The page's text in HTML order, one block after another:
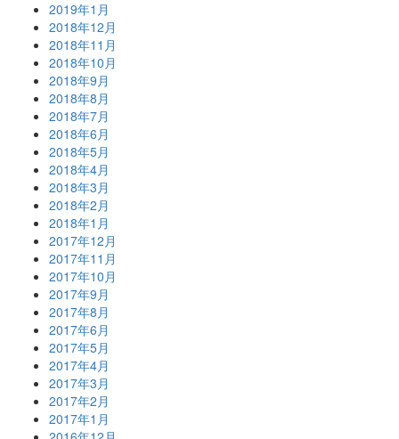
2019年1月
2018年12月
2018年11月
2018年10月
2018年9月
2018年8月
2018年7月
2018年6月
2018年5月
2018年4月
2018年3月
2018年2月
2018年1月
2017年12月
2017年11月
2017年10月
2017年9月
2017年8月
2017年6月
2017年5月
2017年4月
2017年3月
2017年2月
2017年1月